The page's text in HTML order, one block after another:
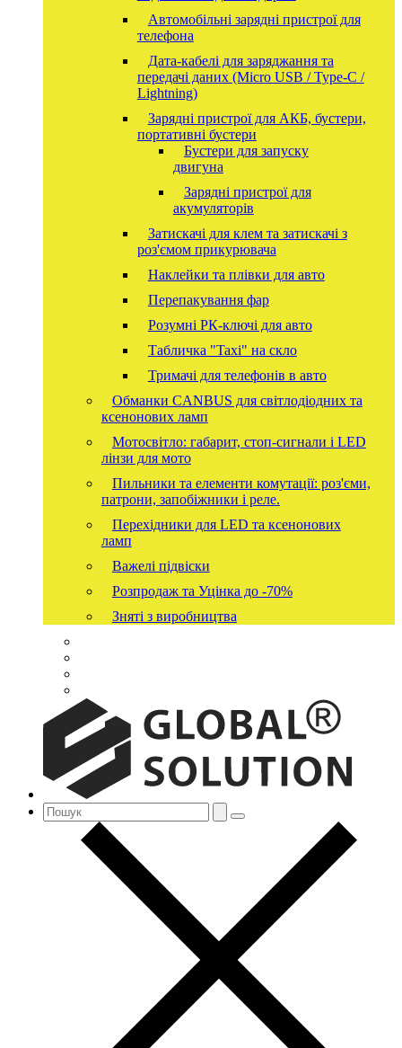
Автомобільні зарядні пристрої для
телефона
Дата-кабелі для заряджання та
передачі даних (Micro USB / Type-C /
Lightning)
Зарядні пристрої для АКБ, бустери,
портативні бустери
Бустери для запуску
двигуна
Зарядні пристрої для
акумуляторів
Затискачі для клем та затискачі з
роз'ємом прикурювача
Наклейки та плівки для авто
Перепакування фар
Розумні РК-ключі для авто
Табличка "Taxi" на скло
Тримачі для телефонів в авто
Обманки CANBUS для світлодіодних та
ксенонових ламп
Мотосвітло: габарит, стоп-сигнали і LED
лінзи для мото
Пильники та елементи комутації: роз'єми,
патрони, запобіжники і реле.
Перехідники для LED та ксенонових
ламп
Важелі підвіски
Розпродаж та Уцінка до -70%
Зняті з виробництва